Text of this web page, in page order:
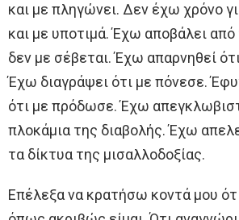
και με πληγώνει. Δεν έχω χρόνο
και με υποτιμά. Έχω αποβάλει
δεν με σέβεται. Έχω απαρνηθεί
Έχω διαγράψει ότι με πόνεσε.
ότι με πρόδωσε. Έχω
πλοκάμια της διαβολής. Έχω
τα δίκτυα της μισαλλοδοξίας.
Επέλεξα να κρατήσω κοντά μου